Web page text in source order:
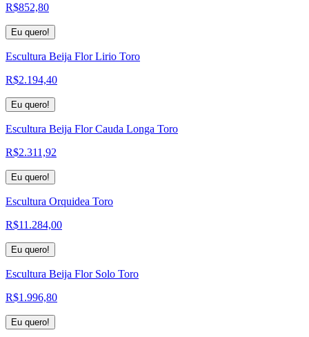
R$852,80
Eu quero!
Escultura Beija Flor Lirio Toro
R$2.194,40
Eu quero!
Escultura Beija Flor Cauda Longa Toro
R$2.311,92
Eu quero!
Escultura Orquidea Toro
R$11.284,00
Eu quero!
Escultura Beija Flor Solo Toro
R$1.996,80
Eu quero!